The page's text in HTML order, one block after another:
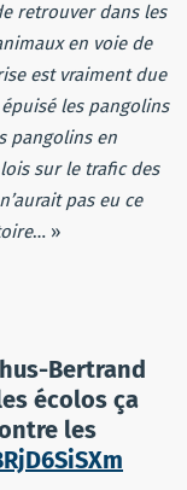
retrouver dans les
en voie de
est vraiment due
les pangolins
pangolins en
sur le trafic des
pas eu ce
… »
Bertrand
écolos ça
les